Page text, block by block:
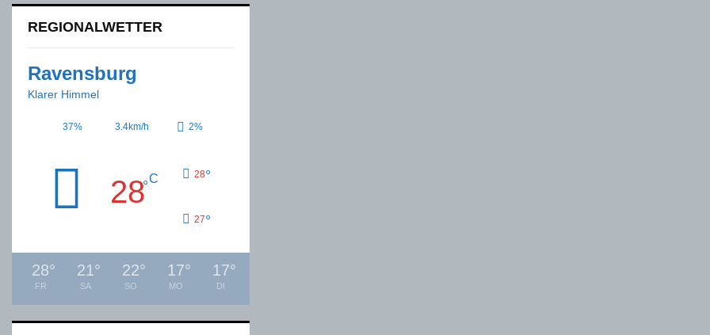
REGIONALWETTER
Ravensburg
Klarer Himmel
37% 3.4km/h 2%
28°C 28°
27°
28°
FR
21°
SA
22°
SO
17°
MO
17°
DI